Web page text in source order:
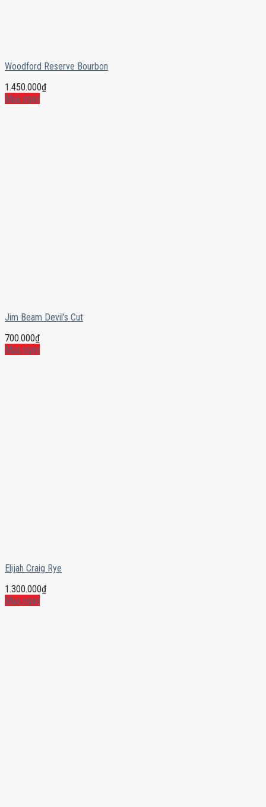
Woodford Reserve Bourbon
1.450.000₫
Mua ngay
Jim Beam Devil’s Cut
700.000₫
Mua ngay
Elijah Craig Rye
1.300.000₫
Mua ngay